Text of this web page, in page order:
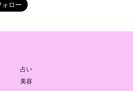
占い
美容